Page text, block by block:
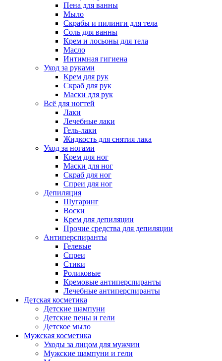
Пена для ванны
Мыло
Скрабы и пилинги для тела
Соль для ванны
Крем и лосьоны для тела
Масло
Интимная гигиена
Уход за руками
Крем для рук
Скраб для рук
Маски для рук
Всё для ногтей
Лаки
Лечебные лаки
Гель-лаки
Жидкость для снятия лака
Уход за ногами
Крем для ног
Маски для ног
Скраб для ног
Спреи для ног
Депиляция
Шугаринг
Воски
Крем для депиляции
Прочие средства для депиляции
Антиперспиранты
Гелевые
Спреи
Стики
Роликовые
Кремовые антиперспиранты
Лечебные антиперспиранты
Детская косметика
Детские шампуни
Детские пены и гели
Детское мыло
Мужская косметика
Уходы за лицом для мужчин
Мужские шампуни и гели